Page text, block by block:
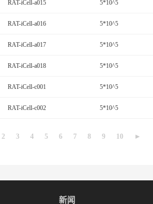
RAT-iCell-a015 5*10^5
RAT-iCell-a016 5*10^5
RAT-iCell-a017 5*10^5
RAT-iCell-a018 5*10^5
RAT-iCell-c001 5*10^5
RAT-iCell-c002 5*10^5
2 3 4 5 6 7 8 9 10 ►
新闻